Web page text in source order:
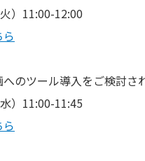
）11:00-12:00
ら
へのツール導入をご検討
）11:00-11:45
ら